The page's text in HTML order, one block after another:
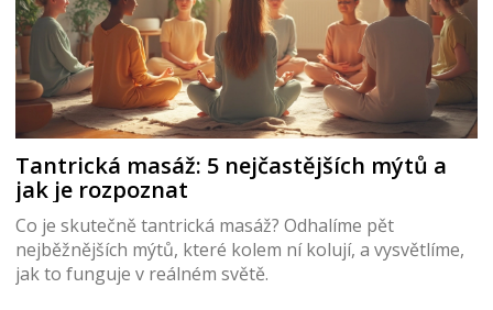
Tantrická masáž: 5 nejčastějších mýtů a
jak je rozpoznat
Co je skutečně tantrická masáž? Odhalíme pět
nejběžnějších mýtů, které kolem ní kolují, a vysvětlíme,
jak to funguje v reálném světě.